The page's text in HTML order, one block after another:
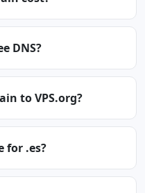
DNS?
to VPS.org?
for .es?